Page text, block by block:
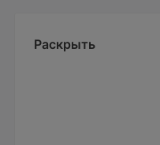
Раскрыть